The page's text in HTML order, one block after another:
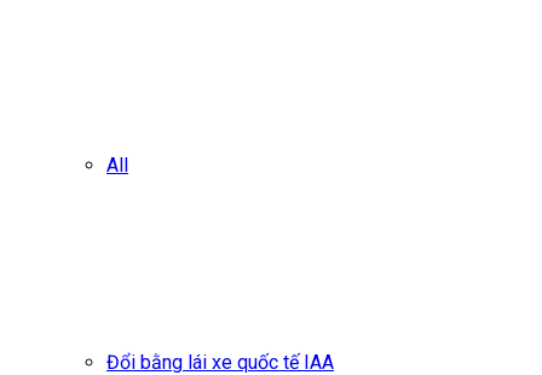
All
Đổi bằng lái xe quốc tế IAA